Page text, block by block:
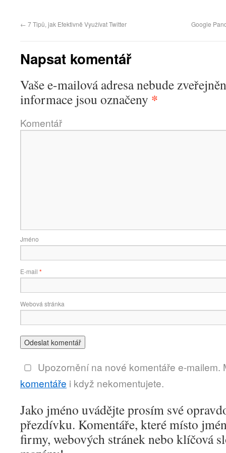
← 7 Tipů, jak Efektivně Využívat Twitter Google
Napsat komentář
Vaše e-mailová adresa nebude
informace jsou označeny *
Komentář
Jméno
E-mail *
Webová stránka
Upozornění na nové komentáře e-mailem.
komentáře i když nekomentujete.
Jako jméno uvádějte prosím své
přezdívku. Komentáře, které místo
firmy, webových stránek nebo klíčová